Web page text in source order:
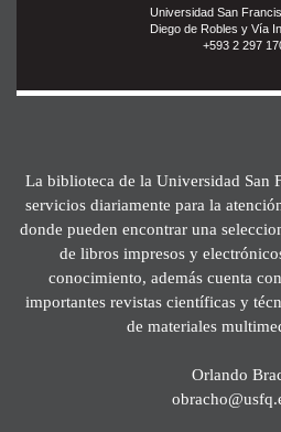
Universidad San
Diego de Robles y Vía
+593 2 297
La biblioteca de la Universidad San
servicios diariamente para la
donde pueden encontrar una
de libros impresos y
conocimiento, además cuenta
importantes revistas científicas y
de materiales
Orlando